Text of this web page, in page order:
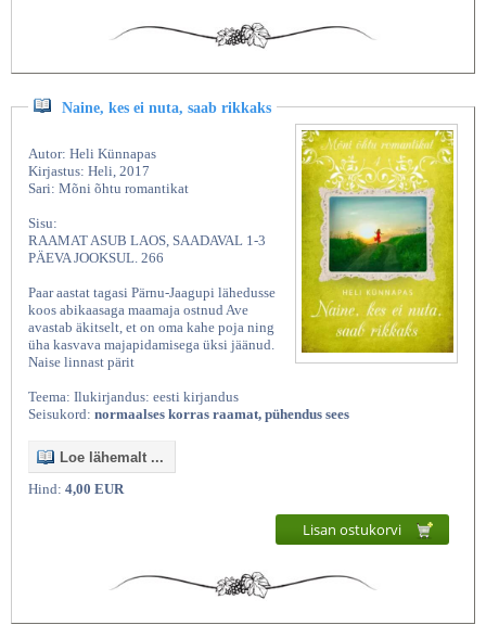
Naine, kes ei nuta, saab rikkaks
Autor: Heli Künnapas
Kirjastus: Heli, 2017
Sari: Mõni õhtu romantikat
Sisu:
RAAMAT ASUB LAOS, SAADAVAL 1-3
PÄEVA JOOKSUL. 266
Paar aastat tagasi Pärnu-Jaagupi lähedusse
koos abikaasaga maamaja ostnud Ave
avastab äkitselt, et on oma kahe poja ning
üha kasvava majapidamisega üksi jäänud.
Naise linnast pärit
Teema: Ilukirjandus: eesti kirjandus
Seisukord: normaalses korras raamat, pühendus sees
Loe lähemalt ...
Hind: 4,00 EUR
Lisan ostukorvi